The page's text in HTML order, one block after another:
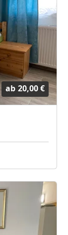
ab 20,00 €